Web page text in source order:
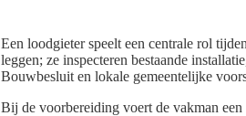
Een loodgieter speelt een centrale rol
leggen; ze inspecteren bestaande
Bouwbesluit en lokale gemeentelijke
Bij de voorbereiding voert de vakman